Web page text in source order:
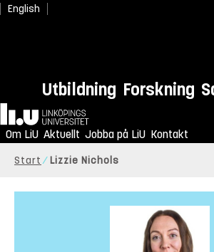
English
Utbildning Forskning
Hem
Om LiU Aktuellt Jobba på LiU Kontakt
Start Lizzie Nichols